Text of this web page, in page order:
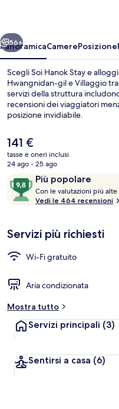
Avanti
56+
PanoramicaCamerePosizione
Scegli Soi Hanok Stay e
Hwangnidan-gil e Villaggio
servizi della struttura
recensioni dei viaggiatori
posizione invidiabile.
Il
prezzo
attuale
141 €
141 €
tasse e oneri inclusi
24 ago - 25 ago
RecensioniPiù popolare
9,8
su
10,
popolare
Con le valutazioni più
Vedi le 464 recensioni
Servizi più richiesti
Wi-Fi gratuito
Aria condizionata
Mostra tutto
Servizi principali (3)
Sentirsi a casa (6)